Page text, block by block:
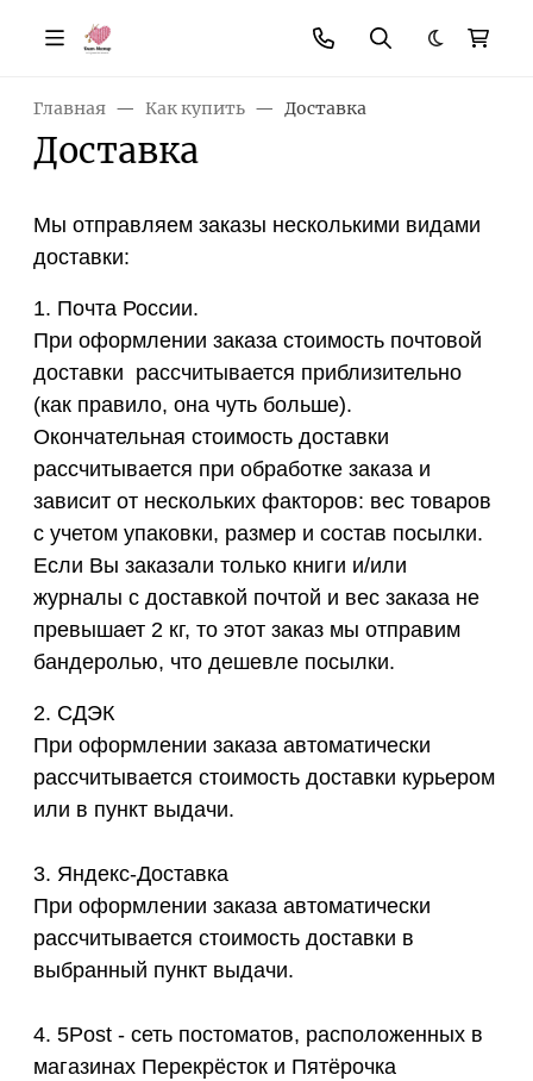
Темная
Главная Как купить Доставка
Доставка
Мы отправляем заказы несколькими видами
доставки:
1. Почта России.
При оформлении заказа стоимость почтовой
доставки рассчитывается приблизительно
(как правило, она чуть больше).
Окончательная стоимость доставки
рассчитывается при обработке заказа и
зависит от нескольких факторов: вес товаров
с учетом упаковки, размер и состав посылки.
Если Вы заказали только книги и/или
журналы с доставкой почтой и вес заказа не
превышает 2 кг, то этот заказ мы отправим
бандеролью, что дешевле посылки.
2. СДЭК
При оформлении заказа автоматически
рассчитывается стоимость доставки курьером
или в пункт выдачи.
3. Яндекс-Доставка
При оформлении заказа автоматически
рассчитывается стоимость доставки в
выбранный пункт выдачи.
4. 5Post - сеть постоматов, расположенных в
магазинах Перекрёсток и Пятёрочка